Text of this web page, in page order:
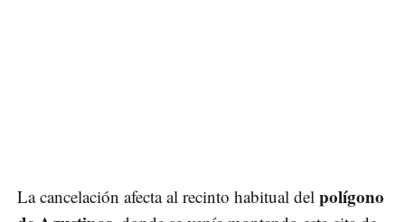
La cancelación afecta al recinto habitual del polígono